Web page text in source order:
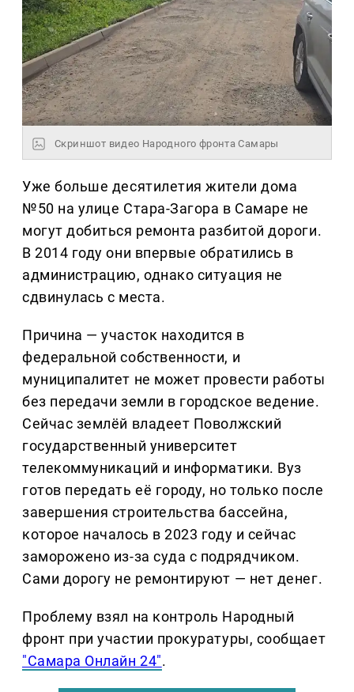
Скриншот видео Народного фронта Самары
Уже больше десятилетия жители дома
№50 на улице Стара-Загора в Самаре не
могут добиться ремонта разбитой дороги.
В 2014 году они впервые обратились в
администрацию, однако ситуация не
сдвинулась с места.
Причина — участок находится в
федеральной собственности, и
муниципалитет не может провести работы
без передачи земли в городское ведение.
Сейчас землёй владеет Поволжский
государственный университет
телекоммуникаций и информатики. Вуз
готов передать её городу, но только после
завершения строительства бассейна,
которое началось в 2023 году и сейчас
заморожено из-за суда с подрядчиком.
Сами дорогу не ремонтируют — нет денег.
Проблему взял на контроль Народный
фронт при участии прокуратуры, сообщает
"Самара Онлайн 24".